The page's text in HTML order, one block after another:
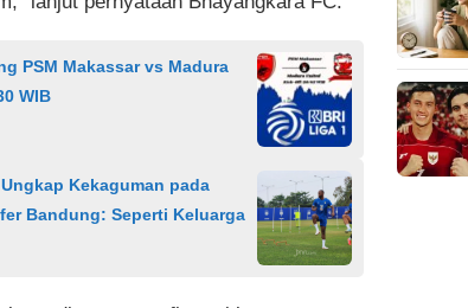
PSM Makassar vs Madura
WIB
Kekaguman pada
Bandung: Seperti Keluarga